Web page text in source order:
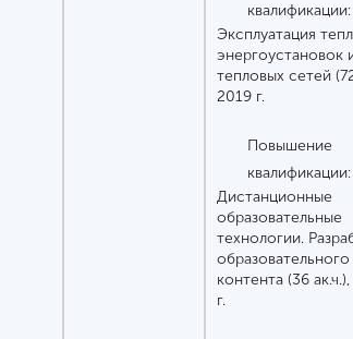
квалификации:
Эксплуатация
энергоустановок
тепловых сетей
2019 г.
Повышение
квалификации:
Дистанционные
образовательные
технологии.
образовательного
контента (36
г.